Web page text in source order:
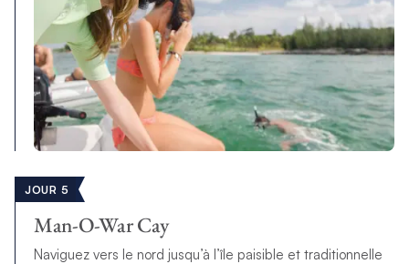
JOUR 5
Man-O-War Cay
Naviguez vers le nord jusqu’à l’île paisible et traditionnelle